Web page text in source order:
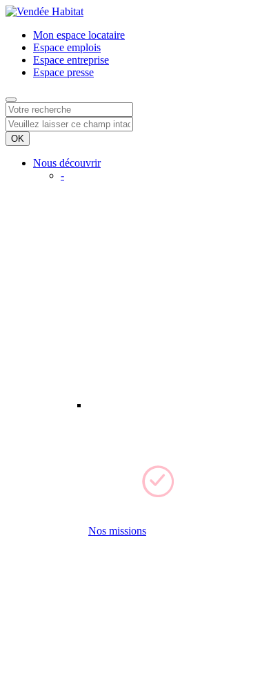
Mon espace locataire
Espace emplois
Espace entreprise
Espace presse
Nous découvrir
-
Nos missions